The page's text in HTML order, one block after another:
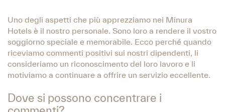
Uno degli aspetti che più apprezziamo nei Minura
Hotels è il nostro personale. Sono loro a rendere il vostro
soggiorno speciale e memorabile. Ecco perché quando
riceviamo commenti positivi sui nostri dipendenti, li
consideriamo un riconoscimento del loro lavoro e li
motiviamo a continuare a offrire un servizio eccellente.
Dove si possono concentrare i